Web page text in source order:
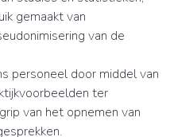
gemaakt van
van de
personeel door middel van
ter
van het opnemen van